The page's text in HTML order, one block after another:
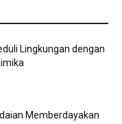
Lingkungan dengan
Memberdayakan